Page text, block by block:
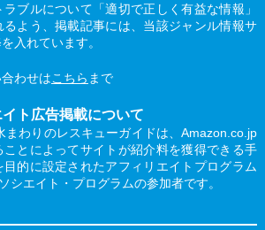
ブルについて「適切で正しく有益な情報」
るよう、掲載記事には、当該ジャンル情報サ
入れています。
わせはこちら まで
ト広告掲載について
まわりのレスキューガイドは、Amazon.co.jp
ことによってサイトが紹介料を獲得できる手
的に設定されたアフィリエイトプログラム
シエイト・プログラムの参加者です。